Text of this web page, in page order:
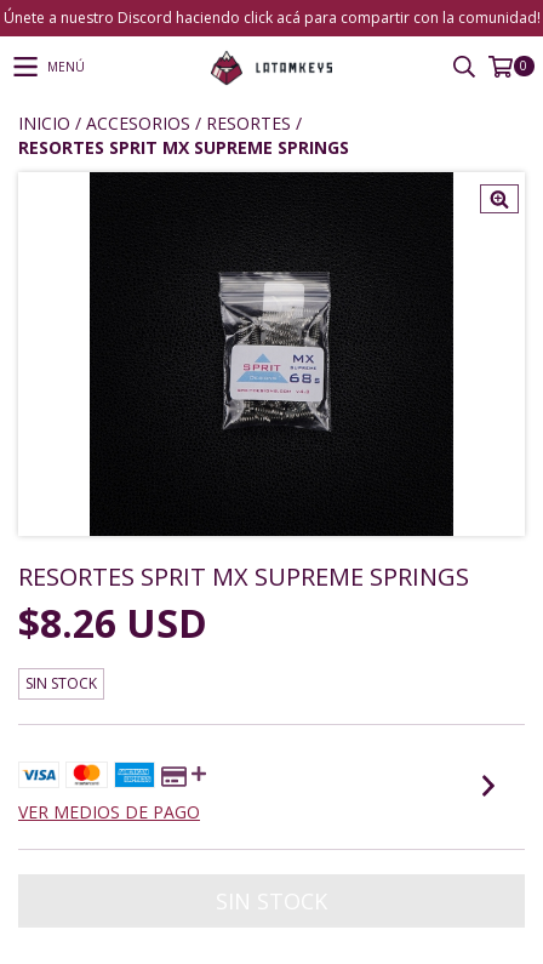
Únete a nuestro Discord haciendo click acá para compartir con la comunidad!
MENÚ 0
INICIO / ACCESORIOS / RESORTES /
RESORTES SPRIT MX SUPREME SPRINGS
RESORTES SPRIT MX SUPREME SPRINGS
$8.26 USD
SIN STOCK
VER MEDIOS DE PAGO